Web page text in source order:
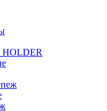
НОLDER